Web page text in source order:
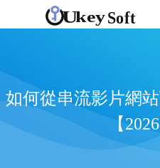
如何從串流影片網
【